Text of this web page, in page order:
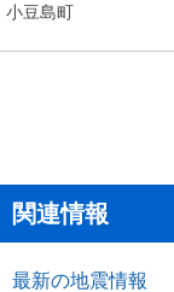
小豆島町
関連情報
最新の地震情報